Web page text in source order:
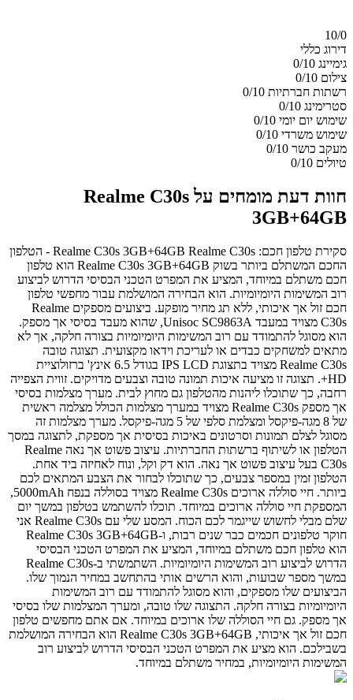
10/0
דירוג כללי
גימיינג 0/10
צילום 0/10
רשתות חברתיות 0/10
סטרימינג 0/10
שימוש יום יומי 0/10
שימוש משרדי 0/10
מעקב כושר 0/10
טיולים 0/10
חוות דעת מומחים על Realme C30s
3GB+64GB
סקירת טלפון חכם: Realme C30s 3GB+64GB Realme C30s - הטלפון
החכם המשתלם ביותר בשוק Realme C30s 3GB+64GB הוא טלפון
חכם משתלם במיוחד, המציע את המפרט הטכני הבסיסי הדרוש לביצוע
רוב המשימות היומיומיות. הוא הבחירה המושלמת עבור מחפשי טלפון
חכם זול אך איכותי, ללא תג מחיר מופקע. ביצועים מספקים Realme
C30s מצויד במעבד Unisoc SC9863A, שהוא מעבד בסיסי אך מספק.
הוא מסוגל להתמודד עם רוב המשימות היומיומיות בצורה חלקה, אך לא
מתאים למשחקים כבדים או לעריכת וידאו מקצועית. תצוגה טובה
Realme C30s מצויד בתצוגת IPS LCD בגודל 6.5 אינץ' ברזולוציית
HD+. תצוגה זו מציעה איכות תמונה טובה וצבעים מדויקים. זווית הצפייה
רחבה, כך שתוכלו ליהנות מהטלפון גם מחוץ לבית. מערך מצלמות בסיסי
אך מספק Realme C30s מצויד במערך מצלמות הכולל מצלמה ראשית
של 8 מגה-פיקסל ומצלמת סלפי של 5 מגה-פיקסל. מערך מצלמות זה
מסוגל לצלם תמונות וסרטונים באיכות בסיסית אך מספקת, לתצוגה במסך
הטלפון או לשיתוף ברשתות החברתיות. עיצוב פשוט אך נאה Realme
C30s בעל עיצוב פשוט אך נאה. הוא דק וקל, ונוח לאחיזה ביד אחת.
הטלפון זמין במספר צבעים, כך שתוכלו לבחור את הצבע המתאים לכם
ביותר. חיי סוללה ארוכים Realme C30s מצויד בסוללה בנפח 5000mAh,
המספקת חיי סוללה ארוכים במיוחד. תוכלו להשתמש בטלפון במשך יום
שלם מבלי לחשוש שייגמר לכם הכוח. המסע שלי עם Realme C30s אני
חוקר טלפונים חכמים כבר שנים רבות, ו-Realme C30s 3GB+64GB
הוא טלפון חכם משתלם במיוחד, המציע את המפרט הטכני הבסיסי
הדרוש לביצוע רוב המשימות היומיומיות. השתמשתי ב-Realme C30s
במשך מספר שבועות, והוא הרשים אותי בהתחשב במחיר הנמוך שלו.
הביצועים שלו מספקים, והוא מסוגל להתמודד עם רוב המשימות
היומיומיות בצורה חלקה. התצוגה שלו טובה, ומערך המצלמות שלו בסיסי
אך מספק. גם חיי הסוללה שלו ארוכים במיוחד. אם אתם מחפשים טלפון
חכם זול אך איכותי, Realme C30s 3GB+64GB הוא הבחירה המושלמת
בשבילכם. הוא מציע את המפרט הטכני הבסיסי הדרוש לביצוע רוב
המשימות היומיומיות, במחיר משתלם במיוחד.